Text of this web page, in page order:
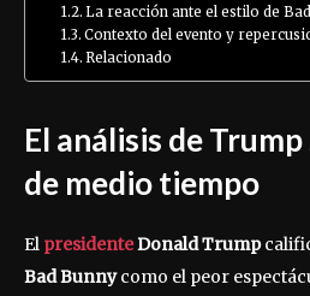
La reacción ante el estilo de
Contexto del evento y
Relacionado
El análisis de
de medio tiempo
El presidenteDonald Trump
Bad Bunnycomo el peor